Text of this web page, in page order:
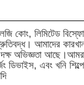
কোং, লিমিটেড
আমাদের
অভিজ্ঞতা
ডিভাইস, এবং খনি